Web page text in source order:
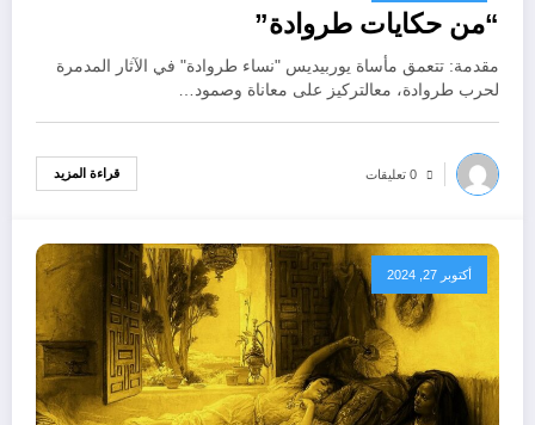
“من حكايات طروادة”
مقدمة: تتعمق مأساة يوربيديس "نساء طروادة" في الآثار المدمرة
لحرب طروادة، معالتركيز على معاناة وصمود…
0 تعليقات قراءة المزيد
أكتوبر 27, 2024